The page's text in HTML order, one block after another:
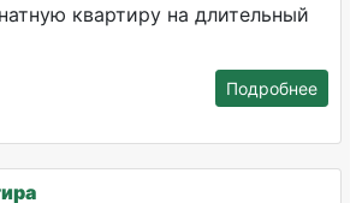
квартиру на длительный
Подробнее